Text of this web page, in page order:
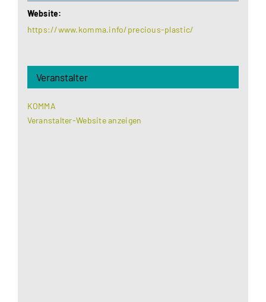
Website:
https://www.komma.info/precious-plastic/
Veranstalter
KOMMA
Veranstalter-Website anzeigen